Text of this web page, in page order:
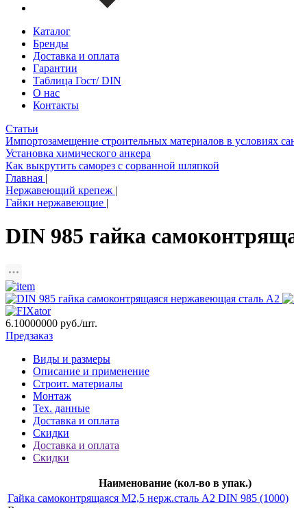
Каталог
Бренды
Доставка и оплата
Гарантии
Таблица Гост/ DIN
О нас
Контакты
Статьи
Импортозамещение строительных материалов в условиях
Установка химического анкера
Как выкрутить саморез с сорванной шляпкой
Главная |
Нержавеющий крепеж |
Гайки нержавеющие |
DIN 985 гайка
6.10000000 руб./шт.
Предзаказ
Виды и размеры
Описание и применение
Строит. материалы
Монтаж
Тех. данные
Доставка и оплата
Скидки
Доставка и оплата
Скидки
Наименование (кол-во в упак.)
Гайка самоконтрящаяся M2,5 нерж.сталь A2 DIN 985 (1000)